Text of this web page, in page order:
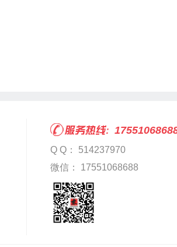
Q Q： 514237970
微信： 17551068688